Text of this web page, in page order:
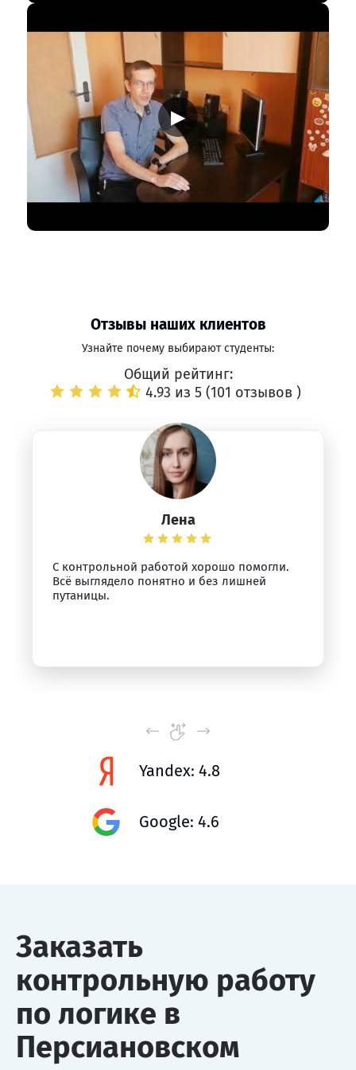
▶
Отзывы наших клиентов
Узнайте почему выбирают студенты:
Общий рейтинг:
4.93 из 5 (101 отзывов )
Лена
С контрольной работой хорошо помогли.
Всё выглядело понятно и без лишней
путаницы.
Yandex: 4.8
Google: 4.6
Заказать
контрольную работу
по логике в
Персиановском